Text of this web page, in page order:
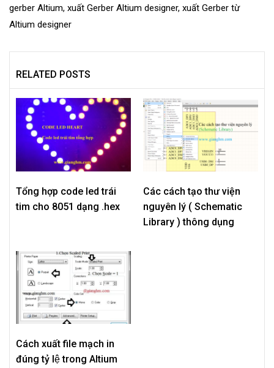
gerber Altium, xuất Gerber Altium designer, xuất Gerber từ
Altium designer
RELATED POSTS
Tổng hợp code led trái
tim cho 8051 dạng .hex
Các cách tạo thư viện
nguyên lý ( Schematic
Library ) thông dụng
Cách xuất file mạch in
đúng tỷ lệ trong Altium